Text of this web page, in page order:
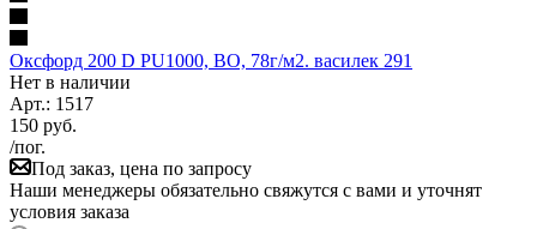
Оксфорд 200 D PU1000, ВО, 78г/м2. василек 291
Нет в наличии
Арт.: 1517
150 руб.
/пог.
Под заказ, цена по запросу
Наши менеджеры обязательно свяжутся с вами и уточнят
условия заказа